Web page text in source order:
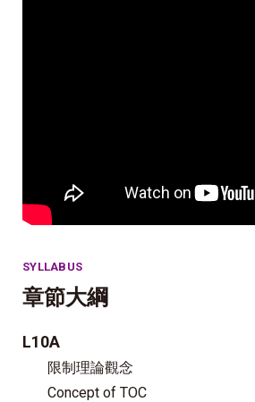
SYLLABUS
章節大綱
L10A
限制理論觀念
Concept of TOC